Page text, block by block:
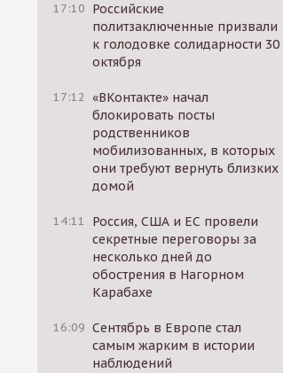
17:10 Российские
политзаключенные призвали
к голодовке солидарности 30
октября
17:12 «ВКонтакте» начал
блокировать посты
родственников
мобилизованных, в которых
они требуют вернуть близких
домой
14:11
Россия, США и ЕС провели
секретные переговоры за
несколько дней до
обострения в Нагорном
Карабахе
16:09 Сентябрь в Европе стал
самым жарким в истории
наблюдений